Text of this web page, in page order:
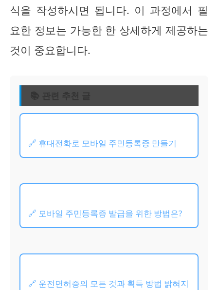
식을 작성하시면 됩니다. 이 과정에서 필
요한 정보는 가능한 한 상세하게 제공하는
것이 중요합니다.
📚 관련 추천 글
🔗 휴대전화로 모바일 주민등록증 만들기
🔗 모바일 주민등록증 발급을 위한 방법은?
🔗 운전면허증의 모든 것과 획득 방법 밝혀지